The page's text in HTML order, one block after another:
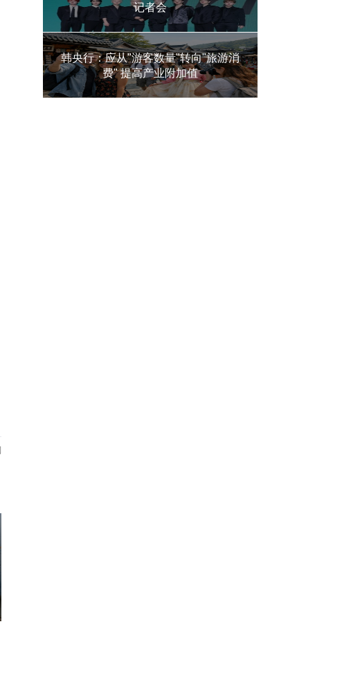
记者会
韩央行：应从"游客数量"转向"旅游消
费" 提高产业附加值